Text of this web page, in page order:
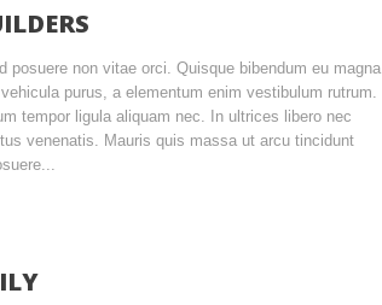
posuere non vitae orci. Quisque bibendum eu magna
purus, a elementum enim vestibulum rutrum.
tempor ligula aliquam nec. In ultrices libero nec
venenatis. Mauris quis massa ut arcu tincidunt